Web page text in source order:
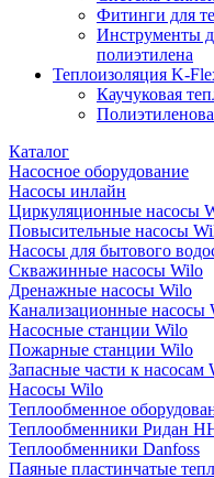
Фитинги для
Инструменты
полиэтилена
Теплоизоляция K-
Каучуковая
Каталог
Насосное оборудование
Насосы инлайн
Циркуляционные насосы
Повысительные насосы
Насосы для бытового
Скважинные насосы Wilo
Дренажные насосы Wilo
Канализационные насосы
Насосные станции Wilo
Пожарные станции Wilo
Запасные части к насосам
Насосы Wilo
Теплообменное
Теплообменники Ридан
Теплообменники Danfoss
Паяные пластинчатые